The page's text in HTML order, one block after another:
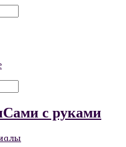
Сами с руками